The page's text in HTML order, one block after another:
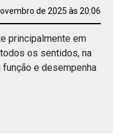
de 2025 às 20:06
principalmente em
os sentidos, na
função e desempenha